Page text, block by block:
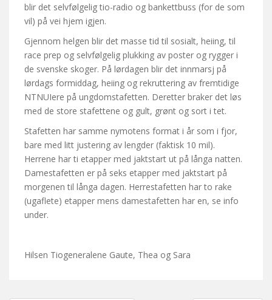
blir det selvfølgelig tio-radio og bankettbuss (for de som
vil) på vei hjem igjen.
Gjennom helgen blir det masse tid til sosialt, heiing, til
race prep og selvfølgelig plukking av poster og rygger i
de svenske skoger. På lørdagen blir det innmarsj på
lørdags formiddag, heiing og rekruttering av fremtidige
NTNUIere på ungdomstafetten. Deretter braker det løs
med de store stafettene og gult, grønt og sort i tet.
Stafetten har samme nymotens format i år som i fjor,
bare med litt justering av lengder (faktisk 10 mil).
Herrene har ti etapper med jaktstart ut på långa natten.
Damestafetten er på seks etapper med jaktstart på
morgenen til långa dagen. Herrestafetten har to rake
(ugaflete) etapper mens damestafetten har en, se info
under.
Hilsen Tiogeneralene Gaute, Thea og Sara